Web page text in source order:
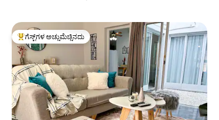
ಗೆಸ್ಟ್‌ಗಳಿಗೆ ಅತಿ ಹೆಚ್ಚು ಅಚ್ಚುಮೆಚ್ಚಿನದು
ಗೆಸ್ಟ್‌ಗಳ ಅಚ್ಚುಮೆಚ್ಚಿನದು